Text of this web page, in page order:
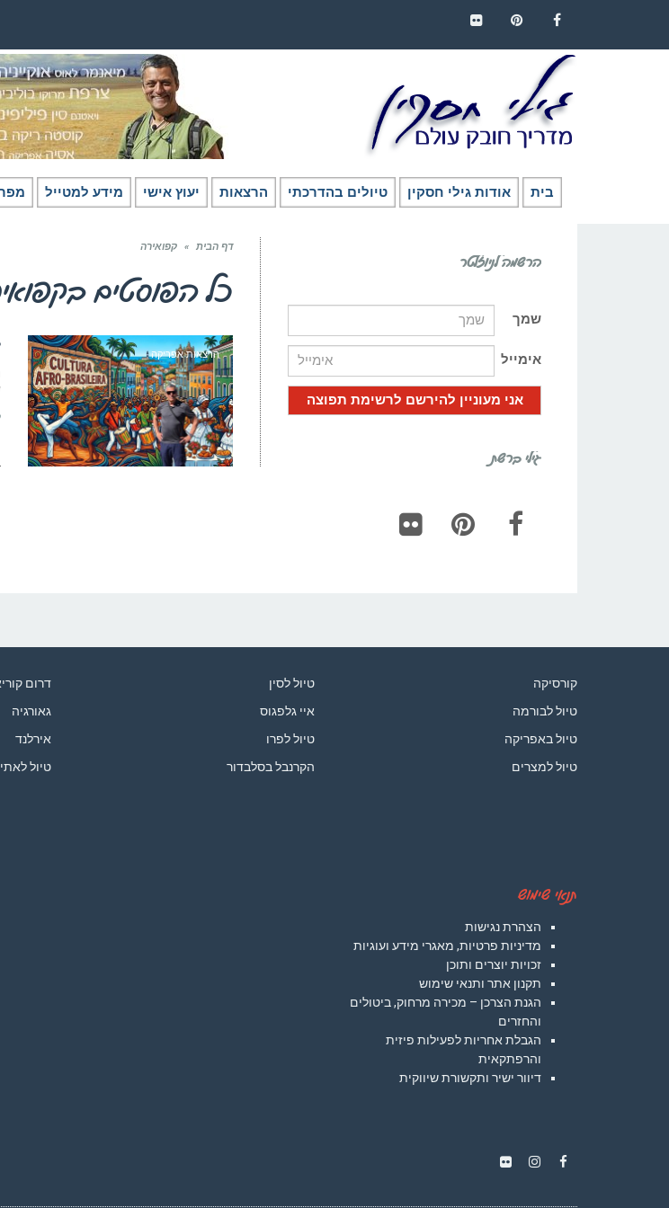
בית אודות גילי חסקין טיולים בהדרכתי הרצאות יעוץ אישי מידע למטייל
דף הבית » קפואירה
כל הפוסטים ב
הרצאות אפריקה
הרשמה לניוזלטר
שמך
אימייל
גילי ברשת
קורסיקה
טיול לבורמה
טיול באפריקה
טיול למצרים
טיול לסין
איי גלפגוס
טיול לפרו
הקרנבל בסלבדור
דרום
גאורגיה
אירלנד
טיול
תנאי שימוש
הצהרת נגישות
מדיניות פרטיות, מאגרי מידע ועוגיות
זכויות יוצרים ותוכן
תקנון אתר ותנאי שימוש
הגנת הצרכן – מכירה מרחוק, ביטולים
והחזרים
הגבלת אחריות לפעילות פיזית
והרפתקאית
דיוור ישיר ותקשורת שיווקית